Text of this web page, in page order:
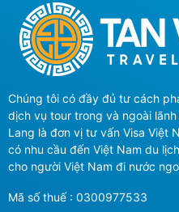
Chúng tôi có đầy đủ tư cách
dịch vụ tour trong và ngoài
Lang là đơn vị tư vấn Visa Việt
có nhu cầu đến Việt Nam du
cho người Việt Nam đi nước
Mã số thuế : 0300977533